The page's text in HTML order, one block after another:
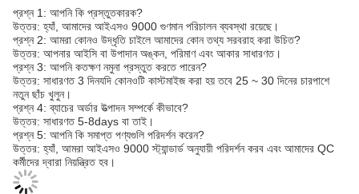
প্রশ্ন 1: আপনি কি প্রস্তুতকারক?
উত্তর: হ্যাঁ, আমাদের আইএসও 9000 গুণমান পরিচালন ব্যবস্থা রয়েছে।
প্রশ্ন 2: আমরা কোনও উদ্ধৃতি চাইলে আমাদের কোন তথ্য সরবরাহ করা উচিত?
উত্তর: আপনার আইসি বা উপাদান অঙ্কন, পরিমাণ এবং আকার সাধারণত।
প্রশ্ন 3: আপনি কতক্ষণ নমুনা প্রস্তুত করতে পারেন?
উত্তর: সাধারণত 3 দিনযদি কোনওটি কাস্টমাইজ করা হয় তবে 25 ~ 30 দিনের চারপাশে
নতুন ছাঁচ খুলুন।
প্রশ্ন 4: ব্যাচের অর্ডার উত্পাদন সম্পর্কে কীভাবে?
উত্তর: সাধারণত 5-8days বা তাই।
প্রশ্ন 5: আপনি কি সমাপ্ত পণ্যগুলি পরিদর্শন করেন?
উত্তর: হ্যাঁ, আমরা আইএসও 9000 স্ট্যান্ডার্ড অনুযায়ী পরিদর্শন করব এবং আমাদের QC
কর্মীদের দ্বারা নিয়ন্ত্রিত হব।